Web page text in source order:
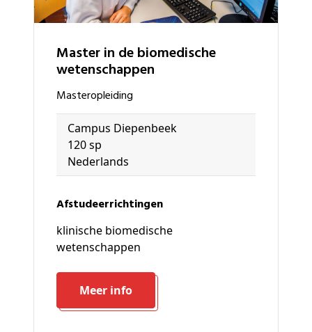
master in de biomedische
wetenschappen
masteropleiding
Campus Diepenbeek
120 sp
Nederlands
Afstudeerrichtingen
klinische biomedische
wetenschappen
Meer info